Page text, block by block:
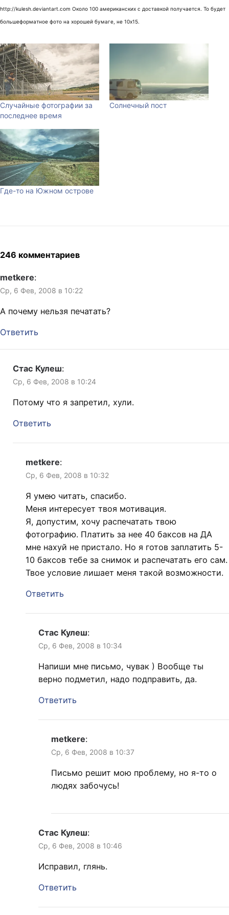
http://kulesh.deviantart.com Около 100 американских с доставкой получается. То будет
большеформатное фото на хорошей бумаге, не 10х15.
Случайные фотографии за
последнее время
Солнечный пост
Где-то на Южном острове
246 комментариев
metkere:
Ср, 6 Фев, 2008 в 10:22
А почему нельзя печатать?
Ответить
Стас Кулеш:
Ср, 6 Фев, 2008 в 10:24
Потому что я запретил, хули.
Ответить
metkere:
Ср, 6 Фев, 2008 в 10:32
Я умею читать, спасибо.
Меня интересует твоя мотивация.
Я, допустим, хочу распечатать твою
фотографию. Платить за нее 40 баксов на ДА
мне нахуй не пристало. Но я готов заплатить 5-
10 баксов тебе за снимок и распечатать его сам.
Твое условие лишает меня такой возможности.
Ответить
Стас Кулеш:
Ср, 6 Фев, 2008 в 10:34
Напиши мне письмо, чувак ) Вообще ты
верно подметил, надо подправить, да.
Ответить
metkere:
Ср, 6 Фев, 2008 в 10:37
Письмо решит мою проблему, но я-то о
людях забочусь!
Стас Кулеш:
Ср, 6 Фев, 2008 в 10:46
Исправил, глянь.
Ответить